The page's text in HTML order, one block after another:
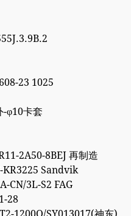
23 1025
-φ10卡套
2A50-8BEJ 再制造
KR3225 Sandvik
CN/3L-S2 FAG
28